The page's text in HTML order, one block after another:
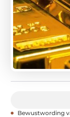
Bewustwording